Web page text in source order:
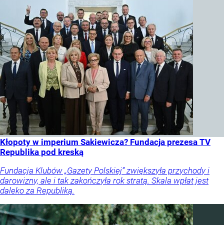
Kłopoty w imperium Sakiewicza? Fundacja prezesa TV
Republika pod kreską
Fundacja Klubów „Gazety Polskiej” zwiększyła przychody i
darowizny, ale i tak zakończyła rok stratą. Skala wpłat jest
daleko za Republiką.